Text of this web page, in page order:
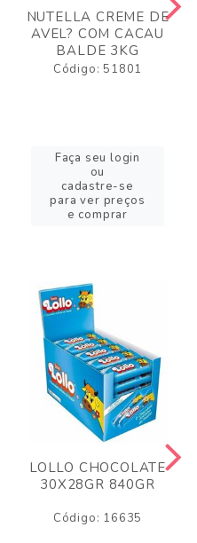
NUTELLA CREME DE
AVEL? COM CACAU
BALDE 3KG
Código: 51801
Faça seu login
ou
cadastre-se
para ver preços
e comprar
LOLLO CHOCOLATE
30X28GR 840GR
Código: 16635